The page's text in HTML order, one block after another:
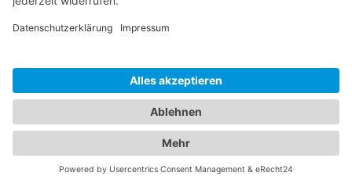
und HDMI Integration
- + WARENKORB